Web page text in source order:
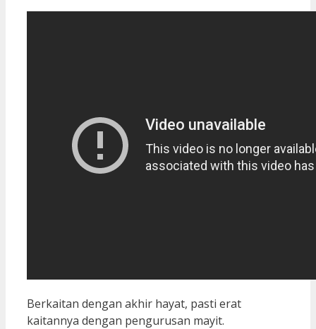
Berkaitan dengan akhir hayat, pasti erat
kaitannya dengan pengurusan mayit.